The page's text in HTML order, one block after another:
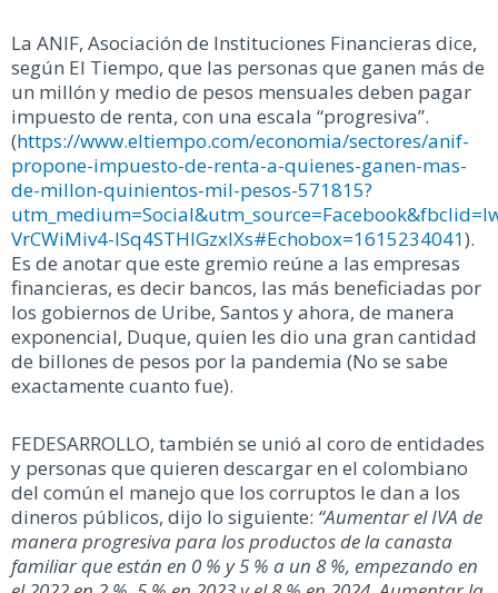
La ANIF, Asociación de Instituciones Financieras dice,
según El Tiempo, que las personas que ganen más de
un millón y medio de pesos mensuales deben pagar
impuesto de renta, con una escala “progresiva”.
(https://www.eltiempo.com/economia/sectores/anif-
propone-impuesto-de-renta-a-quienes-ganen-mas-
de-millon-quinientos-mil-pesos-571815?
VrCWiMiv4-ISq4STHIGzxIXs#Echobox=1615234041).
Es de anotar que este gremio reúne a las empresas
financieras, es decir bancos, las más beneficiadas por
los gobiernos de Uribe, Santos y ahora, de manera
exponencial, Duque, quien les dio una gran cantidad
de billones de pesos por la pandemia (No se sabe
exactamente cuanto fue).
FEDESARROLLO, también se unió al coro de entidades
y personas que quieren descargar en el colombiano
del común el manejo que los corruptos le dan a los
dineros públicos, dijo lo siguiente: “Aumentar el IVA de
manera progresiva para los productos de la canasta
familiar que están en 0 % y 5 % a un 8 %, empezando en